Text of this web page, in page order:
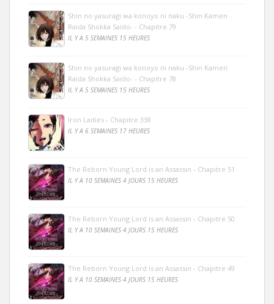
Shin no yasuragi wa konoyo ni naku -Shin Kamen
Raida Shokka Saido- - Chapitre 79
IL Y A 5 SEMAINES 15 HEURES
Shin no yasuragi wa konoyo ni naku -Shin Kamen
Raida Shokka Saido- - Chapitre 78
IL Y A 5 SEMAINES 15 HEURES
Iron Ladies - Chapitre 338
IL Y A 6 SEMAINES 17 HEURES
The Reborn Young Lord is an Assassin - Chapitre 51
IL Y A 10 SEMAINES 4 JOURS 15 HEURES
The Reborn Young Lord is an Assassin - Chapitre 50
IL Y A 10 SEMAINES 4 JOURS 15 HEURES
The Reborn Young Lord is an Assassin - Chapitre 49
IL Y A 10 SEMAINES 4 JOURS 15 HEURES